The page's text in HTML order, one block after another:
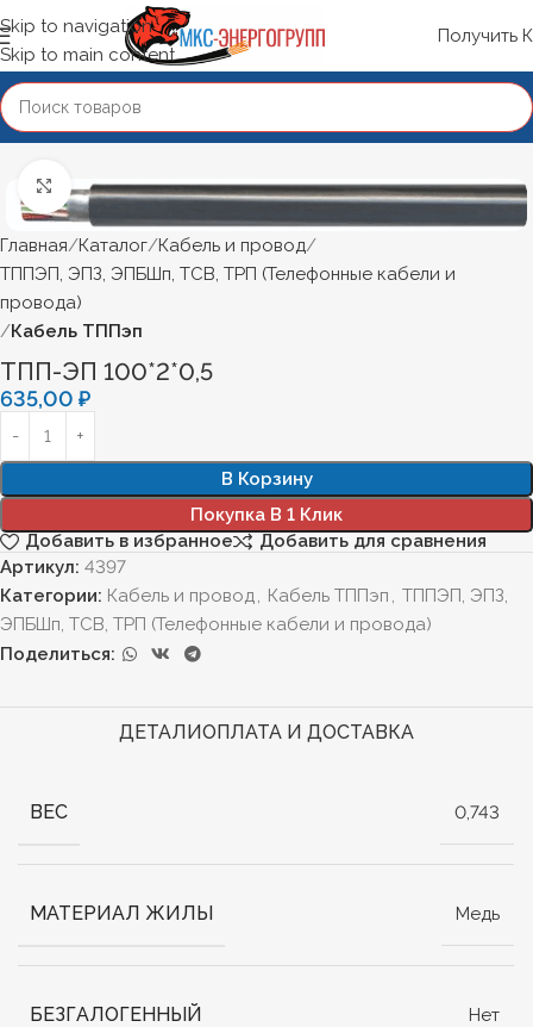
Skip to navigation
Skip to main content
Получить
Нажмите, чтобы увеличить
Главная Каталог Кабель и провод
ТППЭП, ЭПЗ, ЭПБШп, ТСВ, ТРП (Телефонные кабели и
провода)
Кабель ТППэп
ТПП-ЭП 100*2*0,5
635,00 ₽
В Корзину
Покупка В 1 Клик
Добавить в избранное
Добавить для сравнения
Артикул: 4397
Категории: Кабель и провод, Кабель ТППэп , ТППЭП, ЭПЗ,
ЭПБШп, ТСВ, ТРП (Телефонные кабели и провода)
Поделиться:
ДЕТАЛИОПЛАТА И ДОСТАВКА
ВЕС 0,743
МАТЕРИАЛ ЖИЛЫ Медь
БЕЗГАЛОГЕННЫЙ Нет